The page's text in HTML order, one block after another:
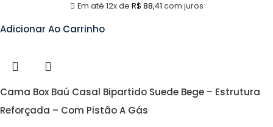
Em até 12x de R$ 88,41 com juros
Adicionar Ao Carrinho
Cama Box Baú Casal Bipartido Suede Bege – Estrutura
Reforçada – Com Pistão A Gás